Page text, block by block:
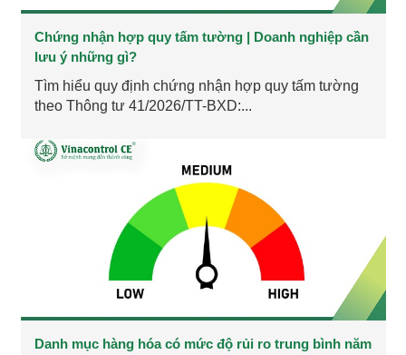
Chứng nhận hợp quy tấm tường | Doanh nghiệp cần
lưu ý những gì?
Tìm hiểu quy định chứng nhận hợp quy tấm tường
theo Thông tư 41/2026/TT-BXD:...
Danh mục hàng hóa có mức độ rủi ro trung bình năm